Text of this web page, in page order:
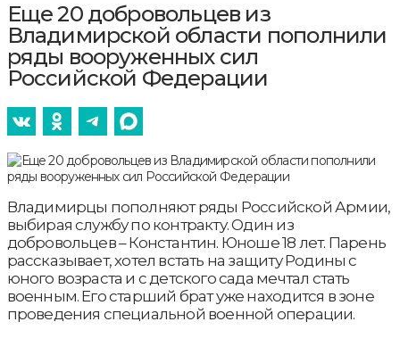
Еще 20 добровольцев из
Владимирской области пополнили
ряды вооруженных сил
Российской Федерации
Владимирцы пополняют ряды Российской Армии,
выбирая службу по контракту. Один из
добровольцев – Константин. Юноше 18 лет. Парень
рассказывает, хотел встать на защиту Родины с
юного возраста и с детского сада мечтал стать
военным. Его старший брат уже находится в зоне
проведения специальной военной операции.